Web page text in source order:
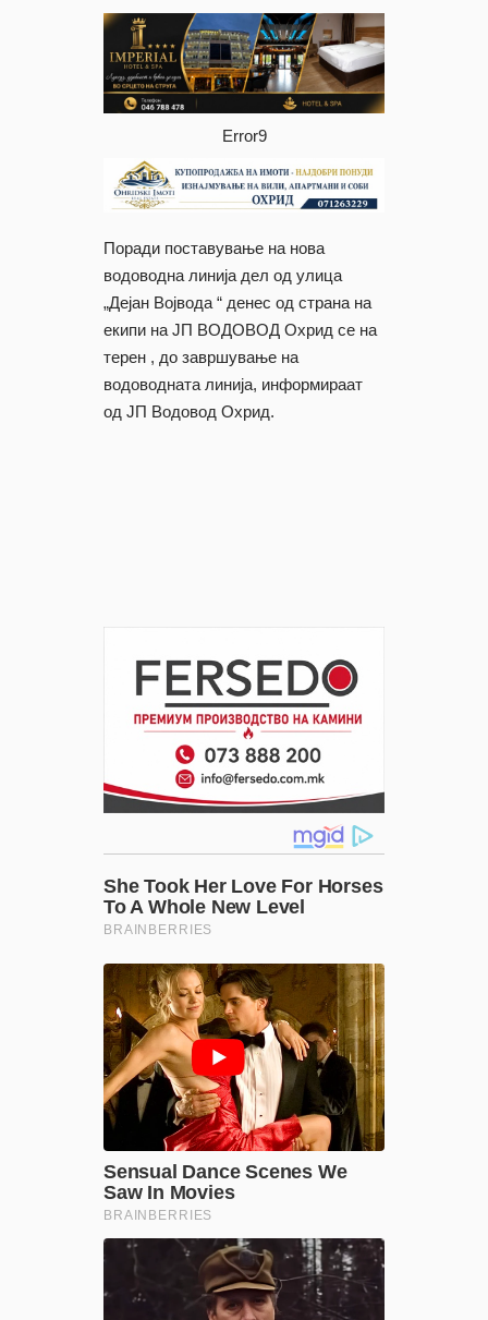
Error9
Поради поставување на нова
водоводна линија дел од улица
„Дејан Војвода “ денес од страна на
екипи на ЈП ВОДОВОД Охрид се на
терен , до завршување на
водоводната линија, информираат
од ЈП Водовод Охрид.